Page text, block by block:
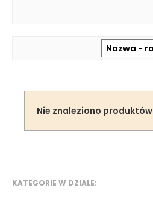
KATEGORIE W DZIALE:
Nie znaleziono produktów